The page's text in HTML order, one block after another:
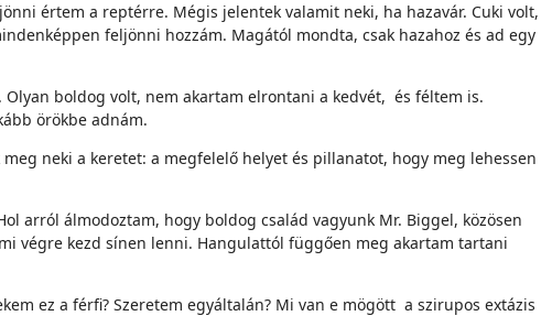
értem a reptérre. Mégis jelentek valamit neki, ha hazavár. Cuki volt,
feljönni hozzám. Magától mondta, csak hazahoz és ad egy
boldog volt, nem akartam elrontani a kedvét, és féltem is.
örökbe adnám.
neki a keretet: a megfelelő helyet és pillanatot, hogy meg lehessen
arról álmodoztam, hogy boldog család vagyunk Mr. Biggel, közösen
végre kezd sínen lenni. Hangulattól függően meg akartam tartani
ez a férfi? Szeretem egyáltalán? Mi van e mögött a szirupos extázis